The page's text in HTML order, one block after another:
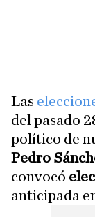
Las
del pasado
político de
Pedro
convocó
anticipada